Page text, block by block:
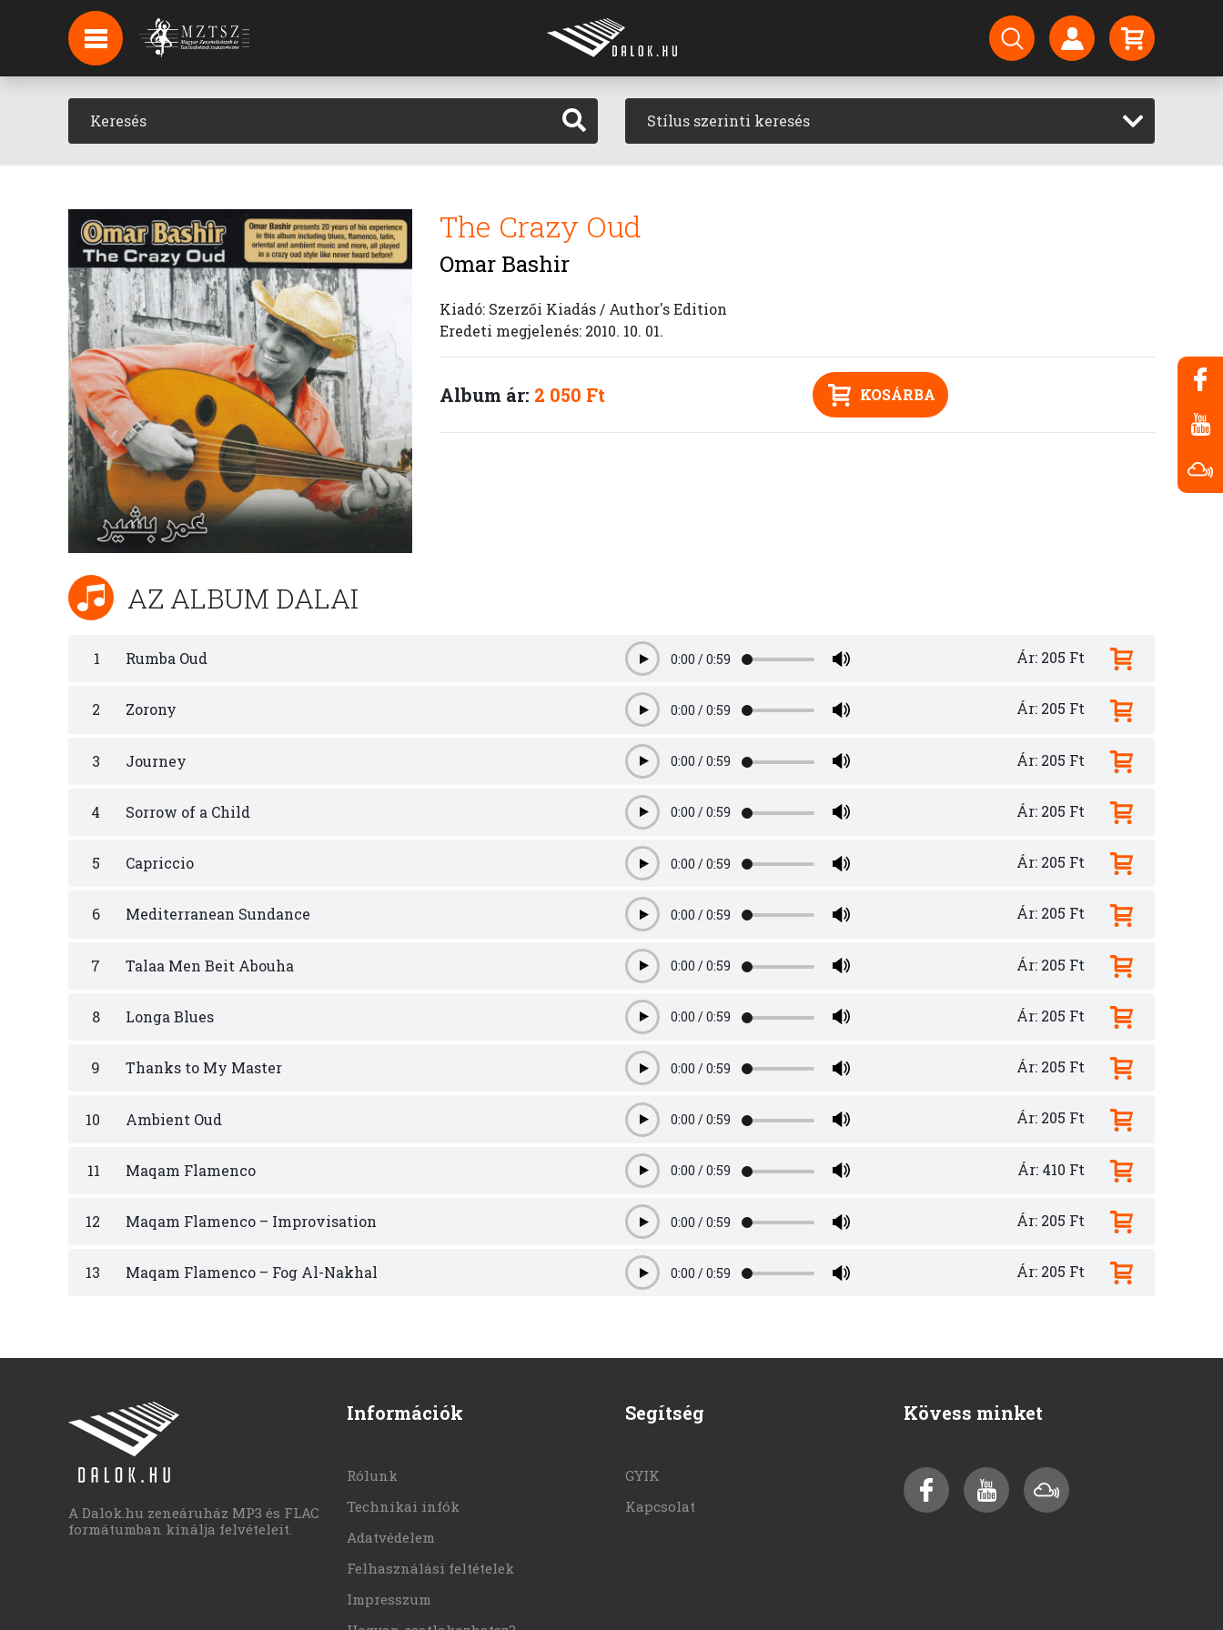
HÍREK
HÍRLEVÉL FELIRATKOZÁS
PODCAST Stílus szerinti keresés
The Crazy Oud
Omar Bashir
Kiadó: Szerzői Kiadás / Author's Edition
Eredeti megjelenés: 2010. 10. 01.
Album ár: 2 050 Ft KOSÁRBA
AZ ALBUM DALAI
1 Rumba Oud Play0:00 /0:59 Ár: 205 Ft
2 Zorony Play0:00 /0:59 Ár: 205 Ft
3 Journey Play0:00 /0:59 Ár: 205 Ft
4 Sorrow of a Child Play0:00 /0:59 Ár: 205 Ft
5 Capriccio Play0:00 /0:59 Ár: 205 Ft
6 Mediterranean Sundance Play0:00 /0:59 Ár: 205 Ft
7 Talaa Men Beit Abouha Play0:00 /0:59 Ár: 205 Ft
8 Longa Blues Play0:00 /0:59 Ár: 205 Ft
9 Thanks to My Master Play0:00 /0:59 Ár: 205 Ft
10 Ambient Oud Play0:00 /0:59 Ár: 205 Ft
11 Maqam Flamenco Play0:00 /0:59 Ár: 410 Ft
12 Maqam Flamenco – Improvisation Play0:00 /0:59 Ár: 205 Ft
13 Maqam Flamenco – Fog Al-Nakhal Play0:00 /0:59 Ár: 205 Ft
A Dalok.hu zeneáruház MP3 és FLAC
formátumban kínálja felvételeit.
Információk
Rólunk
Technikai infók
Adatvédelem
Felhasználási feltételek
Impresszum
Segítség
GYIK
Kapcsolat
Kövess minket